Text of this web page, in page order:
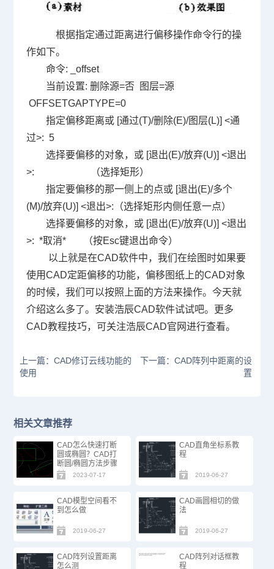
根据指定通过距离进行偏移操作命令行的操
作如下。
命令: _offset
当前设置: 删除源=否 图层=源
OFFSETGAPTYPE=0
指定偏移距离或[通过(T)/删除(E)/图层(L)] <通
过>: 5
选择要偏移的对象，或[退出(E)/放弃(U)] <退出
>:
（选择矩形）
指定要偏移的那一侧上的点或[退出(E)/多个
(M)/放弃(U)] <退出>: （选择矩形内侧任意一点）
选择要偏移的对象，或[退出(E)/放弃(U)] <退出
>: *取消* （按Esc键退出命令）
以上就是在CAD软件中，我们在绘图时如果要
使用CAD定距偏移的功能，偏移图纸上的CAD对象
的时候，我们可以按照上面的方法来操作。今天就
介绍这么多了。安装浩辰CAD软件试试吧。更多
CAD教程技巧，可关注浩辰CAD官网进行查看。
上一篇：CAD修订云线功能的
使用
下一篇：CAD阵列中距离的设
置
相关文章推荐
CAD怎么快速打断
圆或椭圆？CAD打
断圆/椭圆方法步骤
2023-07-17
CAD直角坐标系教
程
2019-06-27
CAD模型空间看不
到怎么做
2019-06-27
CAD画圆相切的做
法
2019-06-27
CAD阵列设置距离
怎么测
CAD阵列对话框教
程